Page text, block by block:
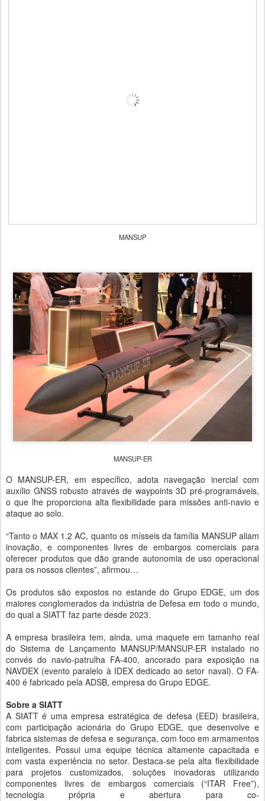
MANSUP
MANSUP-ER
O MANSUP-ER, em específico, adota navegação inercial com
auxílio GNSS robusto através de waypoints 3D pré-programáveis,
o que lhe proporciona alta flexibilidade para missões anti-navio e
ataque ao solo.
“Tanto o MAX 1.2 AC, quanto os mísseis da família MANSUP aliam
inovação, e componentes livres de embargos comerciais para
oferecer produtos que dão grande autonomia de uso operacional
para os nossos clientes”, afirmou…
Os produtos são expostos no estande do Grupo EDGE, um dos
maiores conglomerados da indústria de Defesa em todo o mundo,
do qual a SIATT faz parte desde 2023.
A empresa brasileira tem, ainda, uma maquete em tamanho real
do Sistema de Lançamento MANSUP/MANSUP-ER instalado no
convés do navio-patrulha FA-400, ancorado para exposição na
NAVDEX (evento paralelo à IDEX dedicado ao setor naval). O FA-
400 é fabricado pela ADSB, empresa do Grupo EDGE.
Sobre a SIATT
A SIATT é uma empresa estratégica de defesa (EED) brasileira,
com participação acionária do Grupo EDGE, que desenvolve e
fabrica sistemas de defesa e segurança, com foco em armamentos
inteligentes. Possui uma equipe técnica altamente capacitada e
com vasta experiência no setor. Destaca-se pela alta flexibilidade
para projetos customizados, soluções inovadoras utilizando
componentes livres de embargos comerciais (“ITAR Free”),
tecnologia própria e abertura para co-